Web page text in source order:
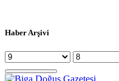
Haber Arşivi